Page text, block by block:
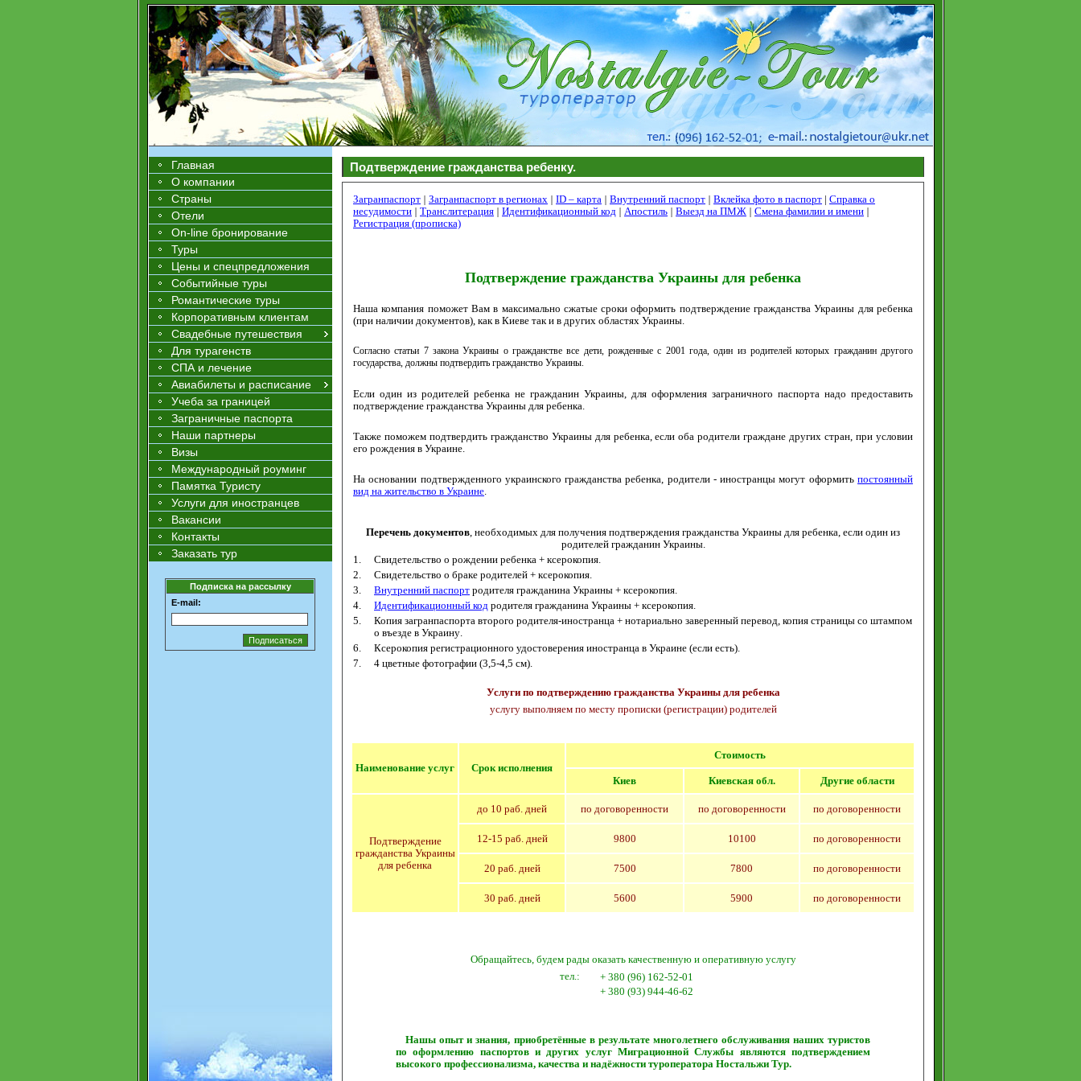
Главная
О компании
Страны
Отели
On-line бронирование
Туры
Цены и спецпредложения
Событийные туры
Романтические туры
Корпоративным клиентам
Свадебные путешествия
Для турагенств
СПА и лечение
Авиабилеты и расписание
Учеба за границей
Заграничные паспорта
Наши партнеры
Визы
Международный роуминг
Памятка Туристу
Услуги для иностранцев
Вакансии
Контакты
Заказать тур
Подписка на рассылку
E-mail:
Подтверждение гражданства ребенку.
Загранпаспорт | Загранпаспорт в регионах | ID – карта | Внутренний паспорт | Вклейка фото в паспорт | Справка о
несудимости | Транслитерация | Идентификационный код | Апостиль | Выезд на ПМЖ | Смена фамилии и имени |
Регистрация (прописка)
Подтверждение гражданства Украины для ребенка
Наша компания поможет Вам в максимально сжатые сроки оформить подтверждение гражданства Украины для ребенка
(при наличии документов), как в Киеве так и в других областях Украины.
Согласно статьи 7 закона Украины о гражданстве все дети, рожденные с 2001 года, один из родителей которых гражданин другого
государства, должны подтвердить гражданство Украины.
Если один из родителей ребенка не гражданин Украины, для оформления заграничного паспорта надо предоставить
подтверждение гражданства Украины для ребенка.
Также поможем подтвердить гражданство Украины для ребенка, если оба родители граждане других стран, при условии
его рождения в Украине.
На основании подтвержденного украинского гражданства ребенка, родители - иностранцы могут оформить постоянный
вид на жительство в Украине.
Перечень документов, необходимых для получения подтверждения гражданства Украины для ребенка, если один из
родителей гражданин Украины.
1.
Свидетельство о рождении ребенка + ксерокопия.
2.
Свидетельство о браке родителей + ксерокопия.
3.
Внутренний паспорт родителя гражданина Украины + ксерокопия.
4. Идентификационный код родителя гражданина Украины + ксерокопия.
5.
Копия загранпаспорта второго родителя-иностранца + нотариально заверенный перевод, копия страницы со штампом
о въезде в Украину.
6.
Ксерокопия регистрационного удостоверения иностранца в Украине (если есть).
7.
4 цветные фотографии (3,5-4,5 см).
Услуги по подтверждению гражданства Украины для ребенка
услугу выполняем по месту прописки (регистрации) родителей
Наименование услуг Срок исполнения
Стоимость
Киев Киевская обл. Другие области
Подтверждение
гражданства Украины
для ребенка
до 10 раб. дней по договоренности по договоренности по договоренности
12-15 раб. дней 9800 10100 по договоренности
20 раб. дней 7500 7800 по договоренности
30 раб. дней 5600 5900 по договоренности
Обращайтесь, будем рады оказать качественную и оперативную услугу
тел.:
+ 380 (96) 162-52-01
+ 380 (93) 944-46-62
Нашы опыт и знания, приобретённые в результате многолетнего обслуживания наших туристов
по оформлению паспортов и других услуг Миграционной Службы являются подтверждением
высокого профессионализма, качества и надёжности туроператора Ностальжи Тур.